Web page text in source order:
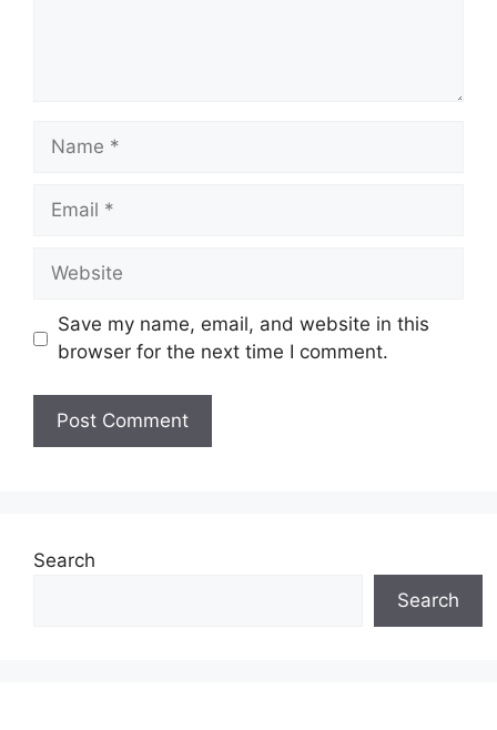
Name
Email
Website
Save my name, email, and website in this
browser for the next time I comment.
Search
Search